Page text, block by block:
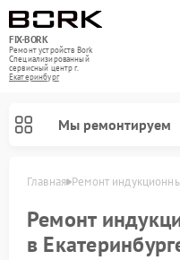
FIX-BORK
Ремонт устройств Bork
Специализированный
cервисный центр г.
Екатеринбург
Мы ремонтируем
Главная Ремонт
Ремонт
в